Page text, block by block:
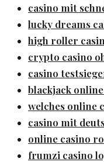
casino mit
lucky dreams
high roller
crypto casino
casino
blackjack
welches online
casino mit
online casino
frumzi casino